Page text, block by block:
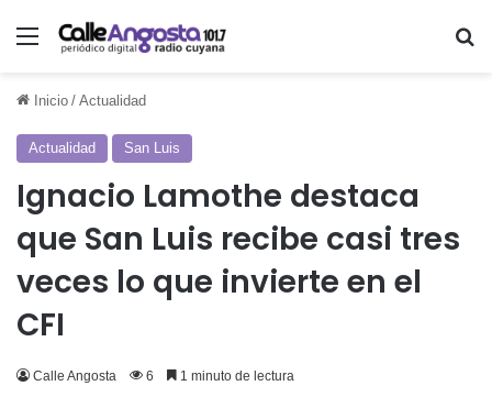
Menú
Inicio / Actualidad
Actualidad San Luis
Ignacio Lamothe destaca
que San Luis recibe casi tres
veces lo que invierte en el
CFI
Calle Angosta 6 1 minuto de lectura